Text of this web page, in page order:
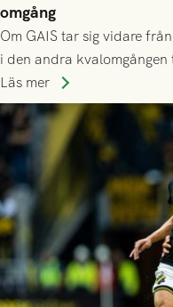
omgång
Om GAIS tar sig vidare
i den andra kvalomgången
spelas den tredje
då vinnaren i mötet
Mostar från Bosnien och
Läs mer